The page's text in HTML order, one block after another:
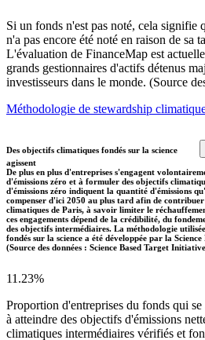
Si un fonds n'est pas noté, cela signifie
n'a pas encore été noté en raison de sa
L'évaluation de FinanceMap est
grands gestionnaires d'actifs détenus
investisseurs dans le monde. (Source
Méthodologie de stewardship
Des objectifs climatiques fondés sur la science
agissent
De plus en plus d'entreprises s'engagent
d'émissions zéro et à formuler des objectifs
d'émissions zéro indiquent la quantité d'émissions
compenser d'ici 2050 au plus tard afin de
climatiques de Paris, à savoir limiter le
ces engagements dépend de la crédibilité, du
des objectifs intermédiaires. La méthodologie
fondés sur la science a été développée par la
(Source des données : Science Based Target
11.23%
Proportion d'entreprises du fonds qui
à atteindre des objectifs d'émissions
climatiques intermédiaires vérifiés et